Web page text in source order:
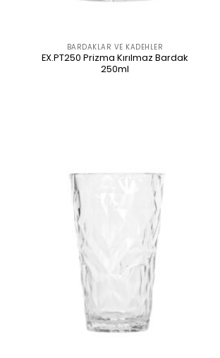
BARDAKLAR VE KADEHLER
EX.PT250 Prizma Kırılmaz Bardak
250ml